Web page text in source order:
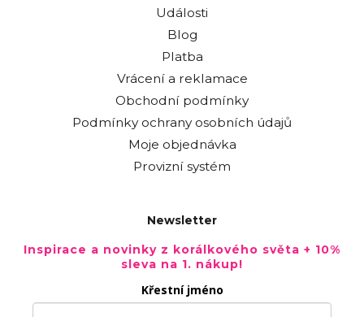
Události
Blog
Platba
Vrácení a reklamace
Obchodní podmínky
Podmínky ochrany osobních údajů
Moje objednávka
Provizní systém
Newsletter
Inspirace a novinky z korálkového světa + 10%
sleva na 1. nákup!
Křestní jméno